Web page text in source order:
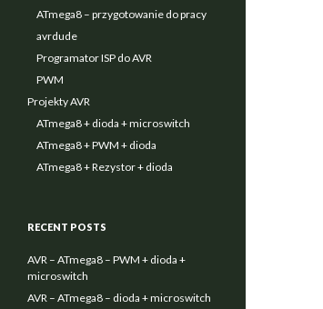
ATmega8 – przygotowanie do pracy
avrdude
Programator ISP do AVR
PWM
Projekty AVR
ATmega8 + dioda + microswitch
ATmega8 + PWM + dioda
ATmega8 + Rezystor + dioda
RECENT POSTS
AVR – ATmega8 – PWM + dioda +
microswitch
AVR – ATmega8 – dioda + microswitch